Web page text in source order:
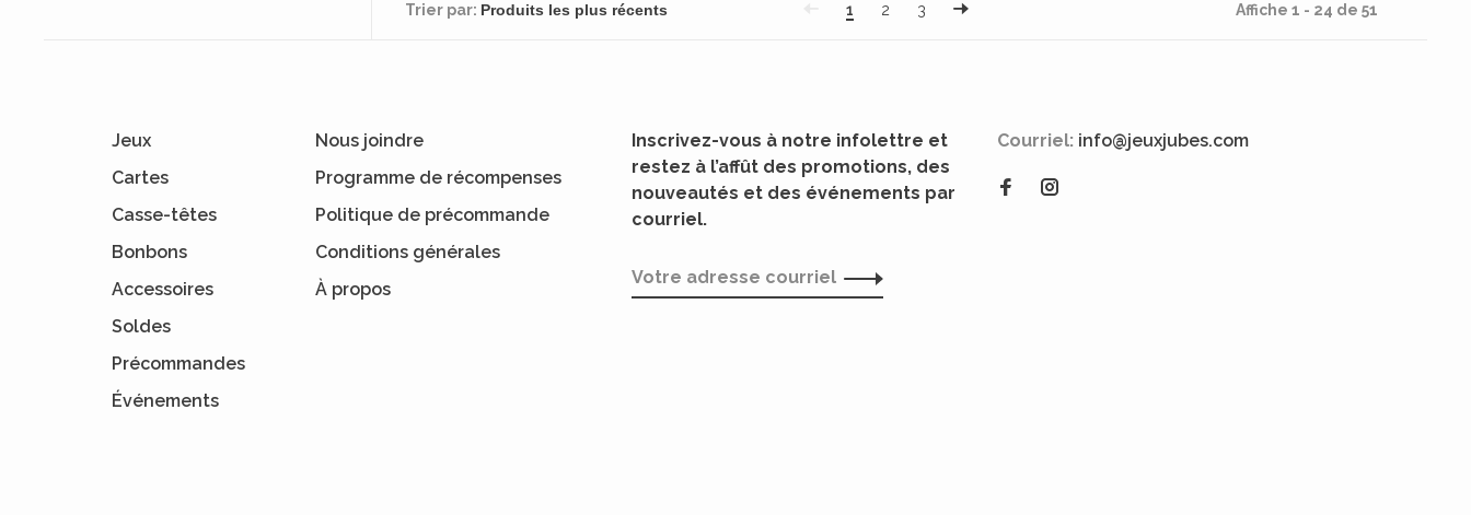
Trier par: 1 2 3 Affiche 1 - 24 de 51
Jeux
Cartes
Casse-têtes
Bonbons
Accessoires
Soldes
Précommandes
Événements
Nous joindre
Programme de récompenses
Politique de précommande
Conditions générales
À propos
Inscrivez-vous à notre infolettre et
restez à l’affût des promotions, des
nouveautés et des événements par
courriel.
Courriel: info@jeuxjubes.com